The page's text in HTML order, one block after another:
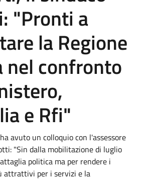
"Pronti a
la Regione
nel confronto
e Rfi"
avuto un colloquio con l'assessore
"Sin dalla mobilitazione di luglio
politica ma per rendere i
per i servizi e la